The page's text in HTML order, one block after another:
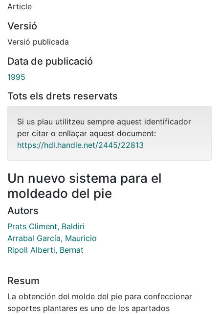
Article
Versió
Versió publicada
Data de publicació
1995
Tots els drets reservats
Si us plau utilitzeu sempre aquest identificador
per citar o enllaçar aquest document:
https://hdl.handle.net/2445/22813
Un nuevo sistema para el
moldeado del pie
Autors
Prats Climent, Baldiri
Arrabal García, Mauricio
Ripoll Alberti, Bernat
Resum
La obtención del molde del pie para confeccionar
soportes plantares es uno de los apartados